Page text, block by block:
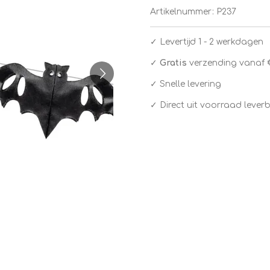
Artikelnummer: P237
✓ Levertijd 1 - 2 werkdagen
✓ Gratis verzending vanaf
✓ Snelle levering
✓ Direct uit voorraad